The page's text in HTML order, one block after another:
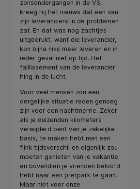
zonsondergangen in de VS,
kreeg hij het nieuws dat een van
zijn leveranciers in de problemen
zat. En dat was nog zachtjes
uitgedrukt, want die leverancier,
kon bijna niks meer leveren en in
ieder geval niet op tijd. Het
faillissement van de leverancier
hing in de lucht.
Voor veel mensen zou een
dergelijke situatie reden genoeg
zijn voor een nachtmerrie. Zeker
als je duizenden kilometers
verwijderd bent van je zakelijke
basis, te maken hebt met een
flink tijdsverschil en eigenlijk zou
moeten genieten van je vakantie
en bovendien je vrienden beloofd
hebt naar een pretpark te gaan.
Maar niet voor onze